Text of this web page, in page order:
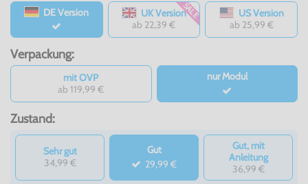
DE Version
UK Version
ab 22,39 €
SALE
US Version
ab 25,99 €
Verpackung:
mit OVP
ab 119,99 €
nur Modul
Zustand:
Sehr gut
34,99 €
Gut
29,99 €
Gut, mit
Anleitung
36,99 €